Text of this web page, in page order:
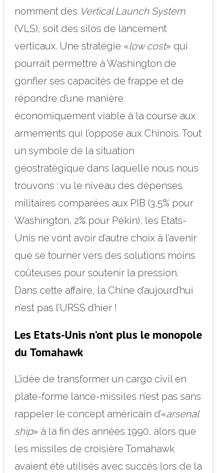
nomment des Vertical Launch System
(VLS), soit des silos de lancement
verticaux. Une stratégie «low cost» qui
pourrait permettre à Washington de
gonfler ses capacités de frappe et de
répondre d’une manière
économiquement viable à la course aux
armements qui l’oppose aux Chinois. Tout
un symbole de la situation
géostratégique dans laquelle nous nous
trouvons : vu le niveau des dépenses
militaires comparées aux PIB (3,5% pour
Washington, 2% pour Pékin), les Etats-
Unis ne vont avoir d’autre choix à l’avenir
que se tourner vers des solutions moins
coûteuses pour soutenir la pression.
Dans cette affaire, la Chine d’aujourd’hui
n’est pas l’URSS d’hier !
Les Etats-Unis n’ont plus le monopole
du Tomahawk
L’idée de transformer un cargo civil en
plate-forme lance-missiles n’est pas sans
rappeler le concept américain d’«arsenal
ship» à la fin des années 1990, alors que
les missiles de croisière Tomahawk
avaient été utilisés avec succès lors de la